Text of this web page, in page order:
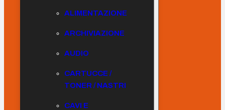
ALIMENTAZIONE
ARCHIVIAZIONE
AUDIO
CARTUCCE /
TONER / NASTRI
CAVI E